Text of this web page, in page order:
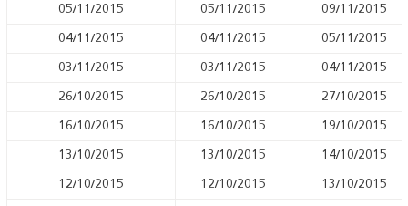
05/11/2015 05/11/2015 09/11/2015
04/11/2015 04/11/2015 05/11/2015
03/11/2015 03/11/2015 04/11/2015
26/10/2015 26/10/2015 27/10/2015
16/10/2015 16/10/2015 19/10/2015
13/10/2015 13/10/2015 14/10/2015
12/10/2015 12/10/2015 13/10/2015